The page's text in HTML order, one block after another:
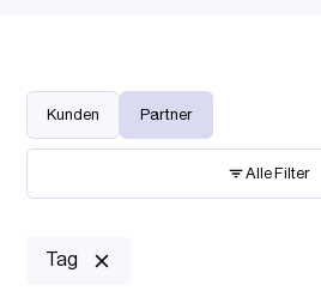
Kunden Partner
Alle Filter
Tag